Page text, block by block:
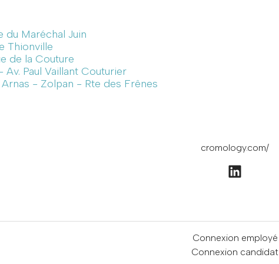
du Maréchal Juin
Thionville
de la Couture
Paul Vaillant Couturier
- Zolpan - Rte des Frênes
cromology.com/
Connexion employé
Connexion candidat